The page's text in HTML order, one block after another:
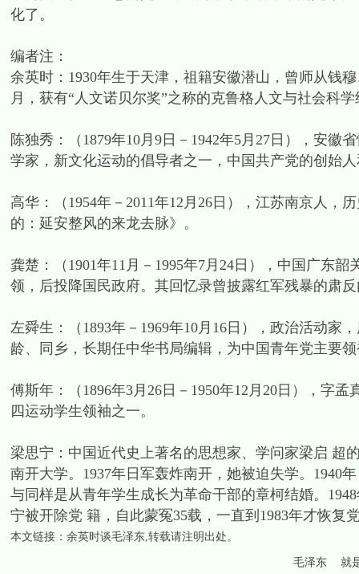
化了。
编者注：
余英时：1930年生于天津，祖籍安徽潜山，曾师从钱
月，获有“人文诺贝尔奖”之称的克鲁格人文与社会科
陈独秀：（1879年10月9日－1942年5月27日），安
学家，新文化运动的倡导者之一，中国共产党的创始
高华：（1954年－2011年12月26日），江苏南京人，
的：延安整风的来龙去脉》。
龚楚：（1901年11月－1995年7月24日），中国广东
领，后投降国民政府。其回忆录曾披露红军残暴的肃
左舜生：（1893年－1969年10月16日），政治活动家
龄、同乡，长期任中华书局编辑，为中国青年党主要
傅斯年：（1896年3月26日－1950年12月20日），字
四运动学生领袖之一。
梁思宁：中国近代史上著名的思想家、学问家梁启 超
南开大学。1937年日军轰炸南开，她被迫失学。1940
与同样是从青年学生成长为革命干部的章柯结婚。
宁被开除党 籍，自此蒙冤35载，一直到1983年才恢复
本文链接： 余英时谈毛泽东,转载请注明出处。
毛泽东 就